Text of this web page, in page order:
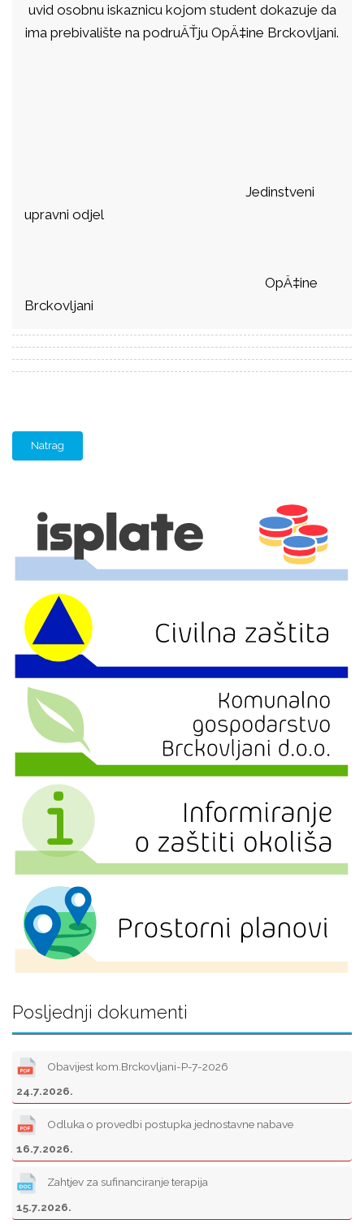
uvid osobnu iskaznicu kojom student dokazuje da
ima prebivalište na podruÄŤju OpÄ‡ine Brckovljani.
Jedinstveni
upravni odjel
OpÄ‡ine
Brckovljani
Natrag
Posljednji dokumenti
Obavijest kom.Brckovljani-P-7-2026
24.7.2026.
Odluka o provedbi postupka jednostavne nabave
16.7.2026.
Zahtjev za sufinanciranje terapija
15.7.2026.